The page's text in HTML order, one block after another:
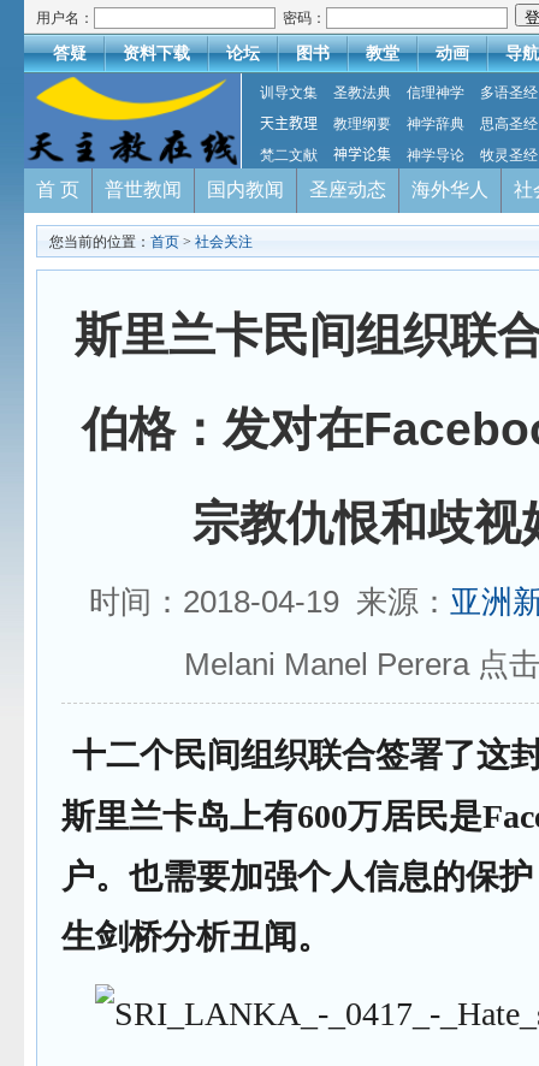
用户名： 密码：
答疑 资料下载 论坛 图书 教堂 动画 导航
训导文集 圣教法典 信理神学
多语圣经
天主教理
教理纲要 神学辞典
思高圣经
梵二文献
神学论集 神学导论 牧灵圣经
首 页 普世教闻 国内教闻 圣座动态 海外华人 社
您当前的位置： 首页 > 社会关注
斯里兰卡民间组织联
伯格：发对在
宗教仇恨和歧视
时间：2018-04-19 来源： 亚洲
Melani Manel Perera 点
十二个民间组织联合签署了这
斯里兰卡岛上有600万居民是
户。也需要加强个人信息的保
生剑桥分析丑闻。